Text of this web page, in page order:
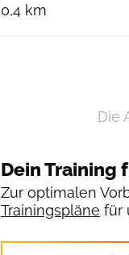
0,4 km
Die
Dein Training
Zur optimalen
Trainingspläne für